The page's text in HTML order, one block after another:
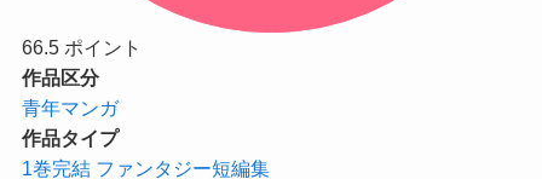
66.5 ポイント
作品区分
青年マンガ
作品タイプ
1巻完結 ファンタジー短編集